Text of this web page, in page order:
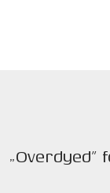
„Overdyed”